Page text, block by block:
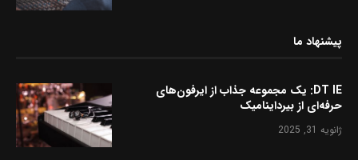
پیشنهاد ما
DT IE: یک مجموعه جذاب از ایرفون‌های
حرفه‌ای از بیرداینامیک
ژانویه 31, 2025